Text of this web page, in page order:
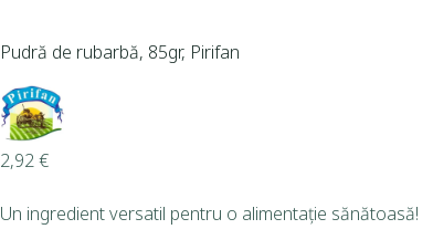
Pudră de rubarbă, 85gr, Pirifan
2,92€
Un ingredient versatil pentru o alimentație sănătoasă!